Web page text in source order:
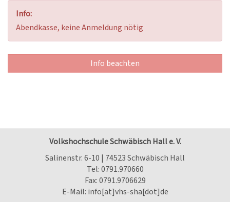
Info:
Abendkasse, keine Anmeldung nötig
Info beachten
Volkshochschule Schwäbisch Hall e. V.
Salinenstr. 6-10 | 74523 Schwäbisch Hall
Tel:0791.970660
Fax: 0791.9706629
E-Mail: info[at]vhs-sha[dot]de